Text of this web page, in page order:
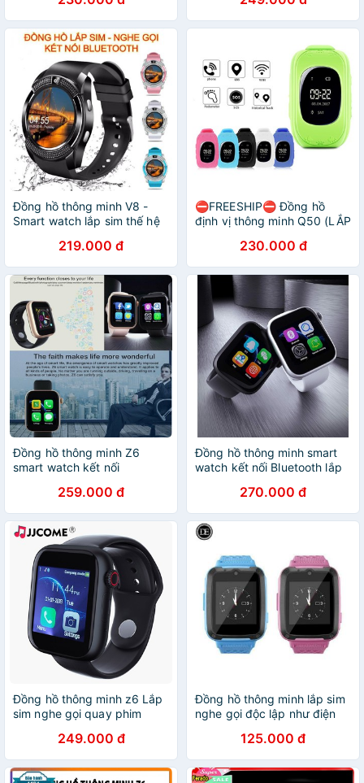
Đồng hồ thông minh V8 -
Smart watch lắp sim thế hệ
219.000 đ
⛔FREESHIP⛔ Đồng hồ
định vị thông minh Q50 (LẮP
230.000 đ
Đồng hồ thông minh Z6
smart watch kết nối
259.000 đ
Đồng hồ thông minh smart
watch kết nối Bluetooth lắp
270.000 đ
Đồng hồ thông minh z6 Lắp
sim nghe gọi quay phim
249.000 đ
Đồng hồ thông minh lắp sim
nghe gọi độc lập như điện
125.000 đ